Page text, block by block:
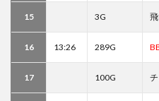
15 3G
16 13:26 289G
17 100G